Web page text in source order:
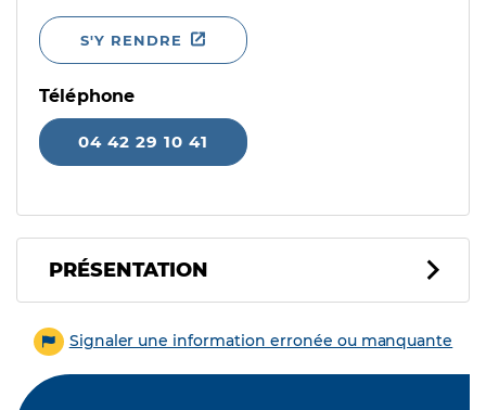
S'Y RENDRE
Téléphone
04 42 29 10 41
PRÉSENTATION
Signaler une information erronée ou manquante